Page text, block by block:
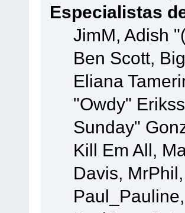
Especialistas
JimM, Adish
Ben Scott,
Eliana
"Owdy"
Sunday"
Kill Em All,
Davis,